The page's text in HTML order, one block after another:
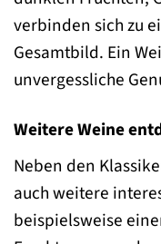
verbinden sich zu
Gesamtbild. Ein
unvergessliche
Weitere Weine
Neben den
auch weitere
beispielsweise